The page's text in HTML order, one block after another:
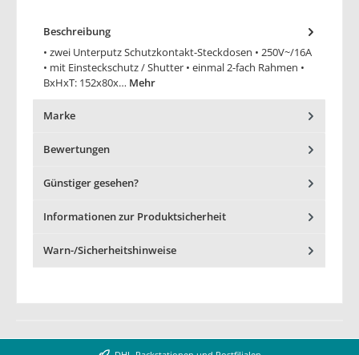
Beschreibung
• zwei Unterputz Schutzkontakt-Steckdosen • 250V~/16A
• mit Einsteckschutz / Shutter • einmal 2-fach Rahmen •
BxHxT: 152x80x… Mehr
Marke
Bewertungen
Günstiger gesehen?
Informationen zur Produktsicherheit
Warn-/Sicherheitshinweise